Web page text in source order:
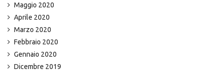
Maggio 2020
Aprile 2020
Marzo 2020
Febbraio 2020
Gennaio 2020
Dicembre 2019